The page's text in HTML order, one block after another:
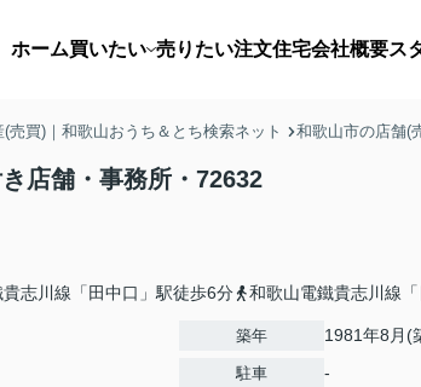
ホーム買いたい
土地
収益・事業用
売りたい注文住宅会社概要ス
売買)｜和歌山おうち＆とち検索ネット 和歌山市の店舗(
店舗・事務所・72632
志川線「田中口」駅徒歩6分 和歌山電鐵貴志川線
築年 1981年8月(
駐車 -